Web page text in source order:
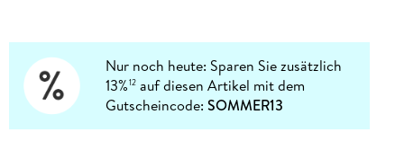
Nur noch heute: Sparen Sie zusätzlich
13%12 auf diesen Artikel mit dem
Gutscheincode:SOMMER13